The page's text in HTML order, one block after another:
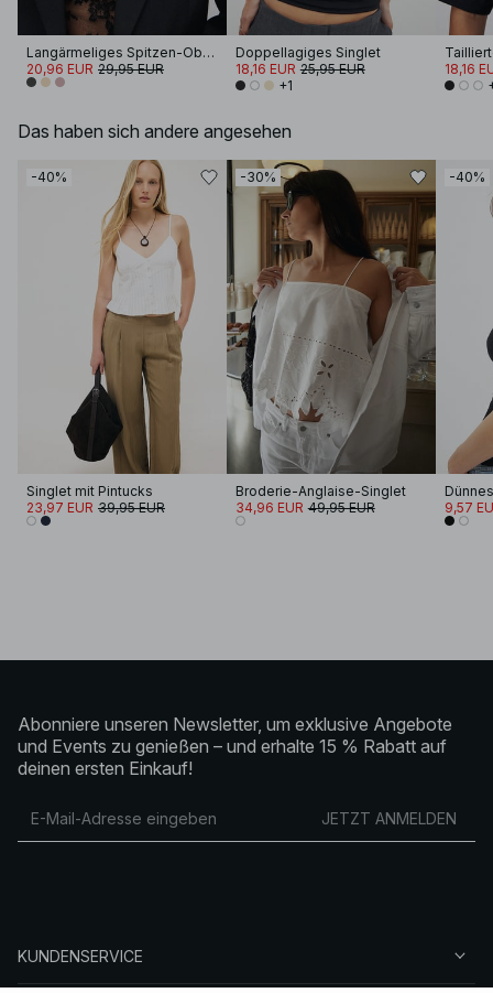
Langärmeliges Spitzen-Oberteil
20,96 EUR 29,95 EUR
Doppellagiges Singlet
18,16 EUR 25,95 EUR
+1
18,16
Das haben sich andere angesehen
-40%
Singlet mit Pintucks
23,97 EUR 39,95 EUR
-30%
Broderie-Anglaise-Singlet
34,96 EUR 49,95 EUR
-40%
9,57
Abonniere unseren Newsletter, um exklusive Angebote
und Events zu genießen – und erhalte 15 % Rabatt auf
deinen ersten Einkauf!
JETZT ANMELDEN
KUNDENSERVICE